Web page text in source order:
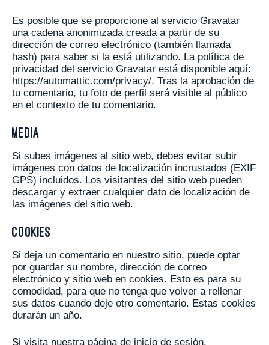
Es posible que se proporcione al servicio Gravatar
una cadena anonimizada creada a partir de su
dirección de correo electrónico (también llamada
hash) para saber si la está utilizando. La política de
privacidad del servicio Gravatar está disponible aquí:
https://automattic.com/privacy/. Tras la aprobación de
tu comentario, tu foto de perfil será visible al público
en el contexto de tu comentario.
Media
Si subes imágenes al sitio web, debes evitar subir
imágenes con datos de localización incrustados (EXIF
GPS) incluidos. Los visitantes del sitio web pueden
descargar y extraer cualquier dato de localización de
las imágenes del sitio web.
Cookies
Si deja un comentario en nuestro sitio, puede optar
por guardar su nombre, dirección de correo
electrónico y sitio web en cookies. Esto es para su
comodidad, para que no tenga que volver a rellenar
sus datos cuando deje otro comentario. Estas cookies
durarán un año.
Si visita nuestra página de inicio de sesión,